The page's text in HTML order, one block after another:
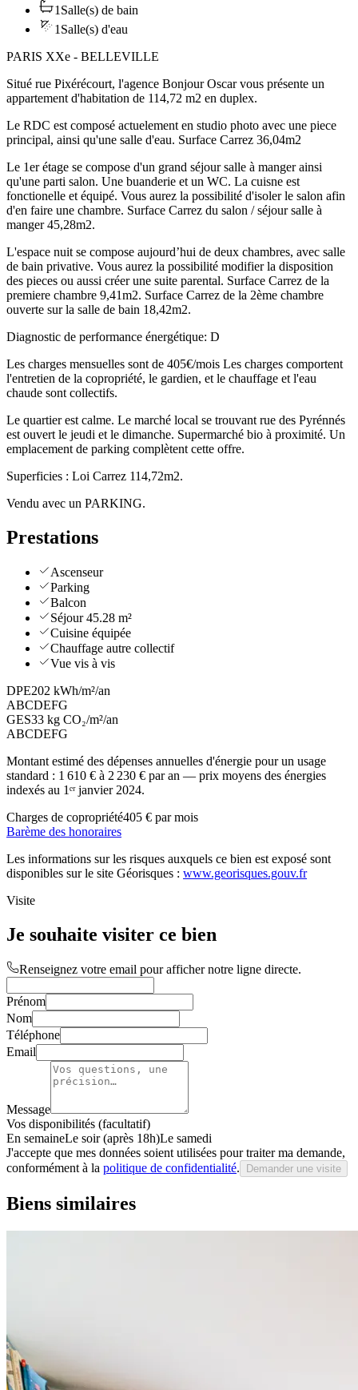
1 Salle(s) de bain
1 Salle(s) d'eau
PARIS XXe - BELLEVILLE
Situé rue Pixérécourt, l'agence Bonjour Oscar vous présente un
appartement d'habitation de 114,72 m2 en duplex.
Le RDC est composé actuelement en studio photo avec une piece
principal, ainsi qu'une salle d'eau. Surface Carrez 36,04m2
Le 1er étage se compose d'un grand séjour salle à manger ainsi
qu'une parti salon. Une buanderie et un WC. La cuisne est
fonctionelle et équipé. Vous aurez la possibilité d'isoler le salon afin
d'en faire une chambre. Surface Carrez du salon / séjour salle à
manger 45,28m2.
L'espace nuit se compose aujourd’hui de deux chambres, avec salle
de bain privative. Vous aurez la possibilité modifier la disposition
des pieces ou aussi créer une suite parental. Surface Carrez de la
premiere chambre 9,41m2. Surface Carrez de la 2ème chambre
ouverte sur la salle de bain 18,42m2.
Diagnostic de performance énergétique: D
Les charges mensuelles sont de 405€/mois Les charges comportent
l'entretien de la copropriété, le gardien, et le chauffage et l'eau
chaude sont collectifs.
Le quartier est calme. Le marché local se trouvant rue des Pyrénnés
est ouvert le jeudi et le dimanche. Supermarché bio à proximité. Un
emplacement de parking complètent cette offre.
Superficies : Loi Carrez 114,72m2.
Vendu avec un PARKING.
Prestations
Ascenseur
Parking
Balcon
Séjour 45.28 m²
Cuisine équipée
Chauffage autre collectif
Vue vis à vis
DPE202 kWh/m²/an
ABCDEFG
GES33 kg CO₂/m²/an
ABCDEFG
Montant estimé des dépenses annuelles d'énergie pour un usage
standard : 1 610 € à 2 230 € par an — prix moyens des énergies
indexés au 1ᵉʳ janvier 2024.
Charges de copropriété405 € par mois
Barème des honoraires
Les informations sur les risques auxquels ce bien est exposé sont
disponibles sur le site Géorisques : www.georisques.gouv.fr
Visite
Je souhaite visiter ce bien
Renseignez votre email pour afficher notre ligne directe.
Prénom
Nom
Téléphone
Email
Message
Vos disponibilités (facultatif)
En semaineLe soir (après 18h)Le samedi
J'accepte que mes données soient utilisées pour traiter ma demande,
conformément à la politique de confidentialité. Demander une visite
Biens similaires